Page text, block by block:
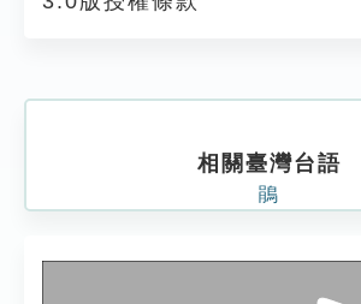
相關臺灣台語
鵑